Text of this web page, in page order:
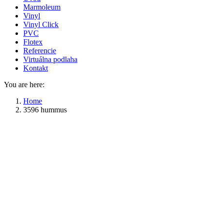
Marmoleum
Vinyl
Vinyl Click
PVC
Flotex
Referencie
Virtuálna podlaha
Kontakt
You are here:
Home
3596 hummus